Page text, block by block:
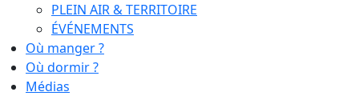
PLEIN AIR & TERRITOIRE
ÉVÉNEMENTS
Où manger ?
Où dormir ?
Médias